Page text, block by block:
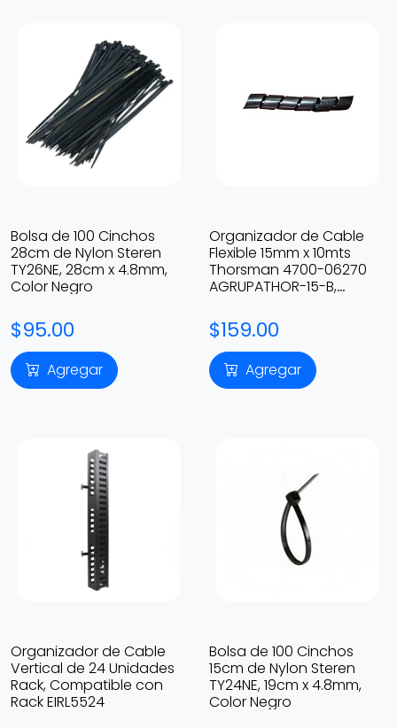
Bolsa de 100 Cinchos
28cm de Nylon Steren
TY26NE, 28cm x 4.8mm,
Color Negro
$95.00
Agregar
Organizador de Cable
Flexible 15mm x 10mts
Thorsman 4700-06270
AGRUPATHOR-15-B,
-50°C a +75°C
$159.00
Agregar
Organizador de Cable
Vertical de 24 Unidades
Rack, Compatible con
Rack EIRL5524
Bolsa de 100 Cinchos
15cm de Nylon Steren
TY24NE, 19cm x 4.8mm,
Color Negro